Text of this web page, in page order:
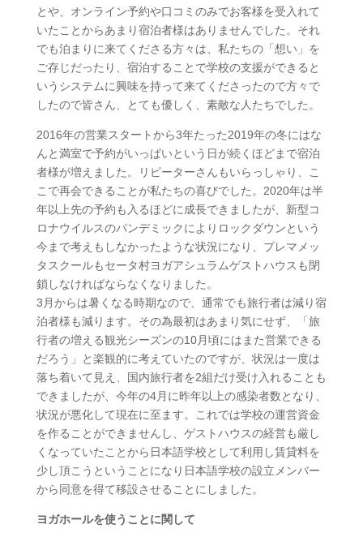
とや、オンライン予約や口コミのみでお客様を受入れて
いたことからあまり宿泊者様はありませんでした。それ
でも泊まりに来てくださる方々は、私たちの「想い」を
ご存じだったり、宿泊することで学校の支援ができると
いうシステムに興味を持って来てくださったので方々で
したので皆さん、とても優しく、素敵な人たちでした。
2016年の営業スタートから3年たった2019年の冬にはな
んと満室で予約がいっぱいという日が続くほどまで宿泊
者様が増えました。リピーターさんもいらっしゃり、こ
こで再会できることが私たちの喜びでした。2020年は半
年以上先の予約も入るほどに成長できましたが、新型コ
ロナウイルスのパンデミックによりロックダウンという
今まで考えもしなかったような状況になり、プレマメッ
タスクールもセータ村ヨガアシュラムゲストハウスも閉
鎖しなければならなくなりました。
3月からは暑くなる時期なので、通常でも旅行者は減り宿
泊者様も減ります。その為最初はあまり気にせず、「旅
行者の増える観光シーズンの10月頃にはまた営業できる
だろう」と楽観的に考えていたのですが、状況は一度は
落ち着いて見え、国内旅行者を2組だけ受け入れることも
できましたが、今年の4月に昨年以上の感染者数となり、
状況が悪化して現在に至ます。これでは学校の運営資金
を作ることができませんし、ゲストハウスの経営も厳し
くなっていたことから日本語学校として利用し賃貸料を
少し頂こうということになり日本語学校の設立メンバー
から同意を得て移設させることにしました。
ヨガホールを使うことに関して